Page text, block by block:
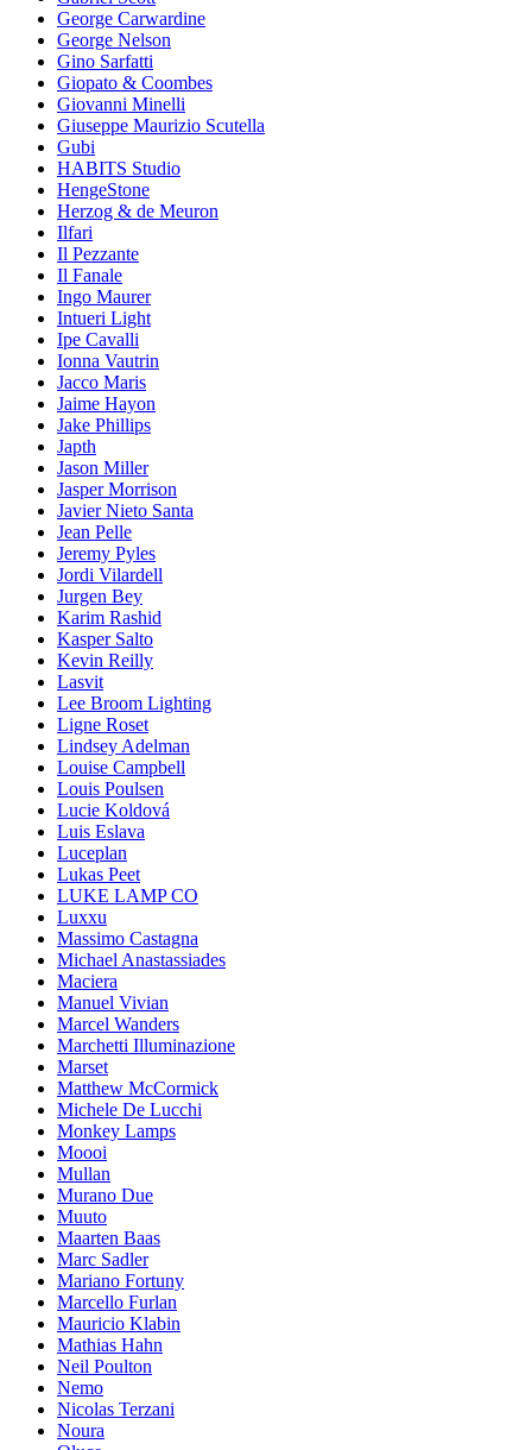
George Carwardine
George Nelson
Gino Sarfatti
Giopato & Coombes
Giovanni Minelli
Giuseppe Maurizio Scutella
Gubi
HABITS Studio
HengeStone
Herzog & de Meuron
Ilfari
Il Pezzante
Il Fanale
Ingo Maurer
Intueri Light
Ipe Cavalli
Ionna Vautrin
Jacco Maris
Jaime Hayon
Jake Phillips
Japth
Jason Miller
Jasper Morrison
Javier Nieto Santa
Jean Pelle
Jeremy Pyles
Jordi Vilardell
Jurgen Bey
Karim Rashid
Kasper Salto
Kevin Reilly
Lasvit
Lee Broom Lighting
Ligne Roset
Lindsey Adelman
Louise Campbell
Louis Poulsen
Lucie Koldová
Luis Eslava
Luceplan
Lukas Peet
LUKE LAMP CO
Luxxu
Massimo Castagna
Michael Anastassiades
Maciera
Manuel Vivian
Marcel Wanders
Marchetti Illuminazione
Marset
Matthew McCormick
Michele De Lucchi
Monkey Lamps
Moooi
Mullan
Murano Due
Muuto
Maarten Baas
Marc Sadler
Mariano Fortuny
Marcello Furlan
Mauricio Klabin
Mathias Hahn
Neil Poulton
Nemo
Nicolas Terzani
Noura